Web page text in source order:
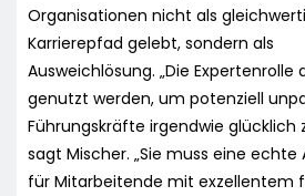
Organisationen nicht als
Karrierepfad gelebt, sondern als
Ausweichlösung. „Die Expertenrolle
genutzt werden, um potenziell
Führungskräfte irgendwie glücklich
sagt Mischer. „Sie muss eine
für Mitarbeitende mit exzellentem